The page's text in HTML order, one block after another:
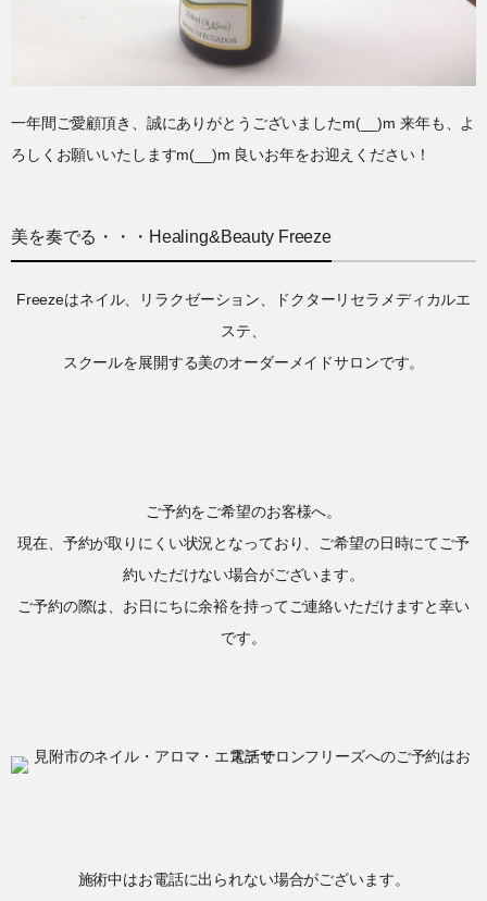
一年間ご愛顧頂き、誠にありがとうございましたm(__)m 来年も、よ
ろしくお願いいたしますm(__)m 良いお年をお迎えください！
美を奏でる・・・Healing&Beauty Freeze
Freezeはネイル、リラクゼーション、ドクターリセラメディカルエ
ステ、
スクールを展開する美のオーダーメイドサロンです。
ご予約をご希望のお客様へ。
現在、予約が取りにくい状況となっており、ご希望の日時にてご予
約いただけない場合がございます。
ご予約の際は、お日にちに余裕を持ってご連絡いただけますと幸い
です。
施術中はお電話に出られない場合がございます。